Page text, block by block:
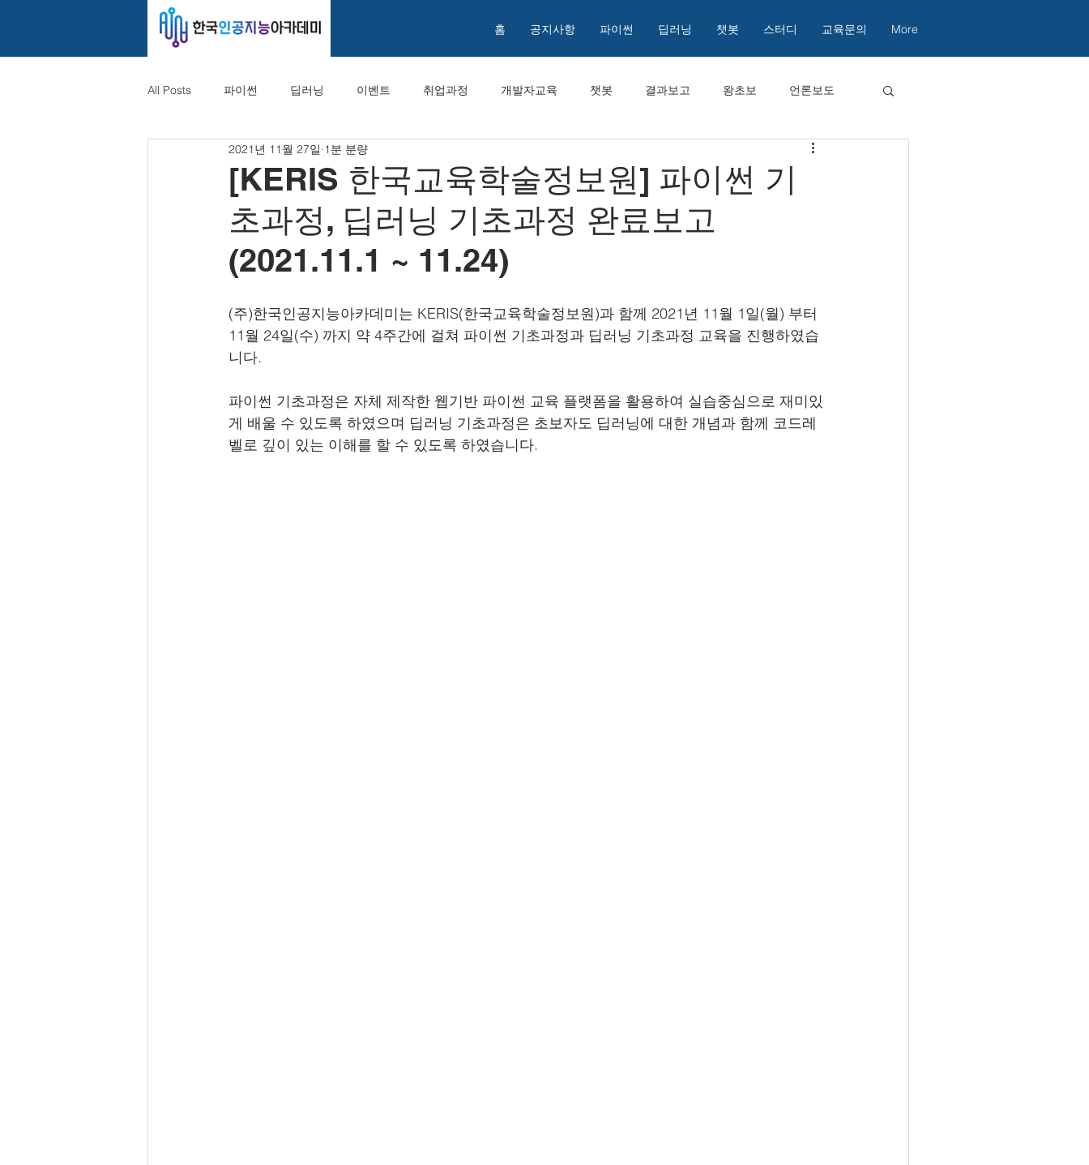
홈 공지사항 파이썬 딥러닝 챗봇 스터디 교육문의 More
All Posts 파이썬 딥러닝 이벤트 취업과정 개발자교육 챗봇 결과보고 왕초보 언론보도
[KERIS 한국교육학술정보원] 파이썬 기
초과정, 딥러닝 기초과정 완료보고
(2021.11.1 ~ 11.24)
2021년 11월 27일 1분 분량
(주)한국인공지능아카데미는 KERIS(한국교육학술정보원)과 함께 2021년 11월 1일(월) 부터
11월 24일(수) 까지 약 4주간에 걸쳐 파이썬 기초과정과 딥러닝 기초과정 교육을 진행하였습
니다.
파이썬 기초과정은 자체 제작한 웹기반 파이썬 교육 플랫폼을 활용하여 실습중심으로 재미있
게 배울 수 있도록 하였으며 딥러닝 기초과정은 초보자도 딥러닝에 대한 개념과 함께 코드레
벨로 깊이 있는 이해를 할 수 있도록 하였습니다.